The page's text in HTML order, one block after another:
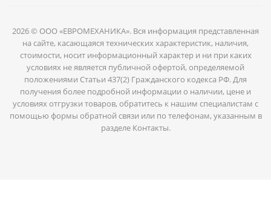
2026 © ООО «ЕВРОМЕХАНИКА». Вся информация представленная
на сайте, касающаяся технических характеристик, наличия,
стоимости, носит информационный характер и ни при каких
условиях не является публичной офертой, определяемой
положениями Статьи 437(2) Гражданского кодекса РФ. Для
получения более подробной информации о наличии, цене и
условиях отгрузки товаров, обратитесь к нашим специалистам с
помощью формы обратной связи или по телефонам, указанным в
разделе Контакты.